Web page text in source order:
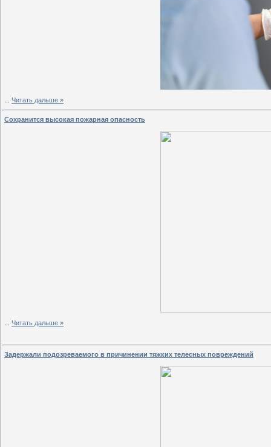
Читать дальше »
Сохранится высокая пожарная опасность
Читать дальше »
Задержали подозреваемого в причинении тяжких телесных повреждений